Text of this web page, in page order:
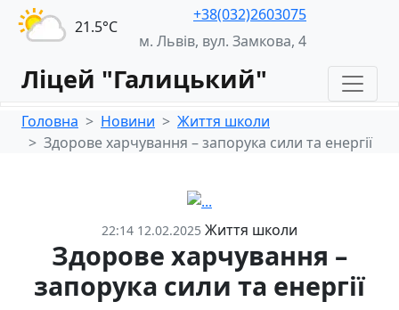
21.5°С
+38(032)2603075
м. Львів, вул. Замкова, 4
Ліцей "Галицький"
Головна Новини
Життя школи
Здорове харчування – запорука сили та енергії
22:14 12.02.2025 Життя школи
Здорове харчування –
запорука сили та енергії